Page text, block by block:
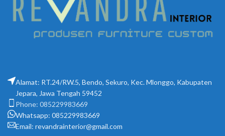
Alamat: RT.24/RW.5, Bendo, Sekuro, Kec. Mlonggo, Kabupaten
Jepara, Jawa Tengah 59452
Phone: 085229983669
Whatsapp: 085229983669
Email: revandrainterior@gmail.com